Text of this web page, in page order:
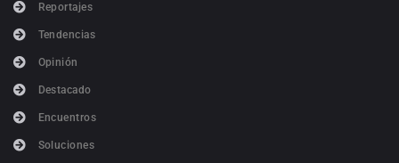
Reportajes
Tendencias
Opinión
Destacado
Encuentros
Soluciones